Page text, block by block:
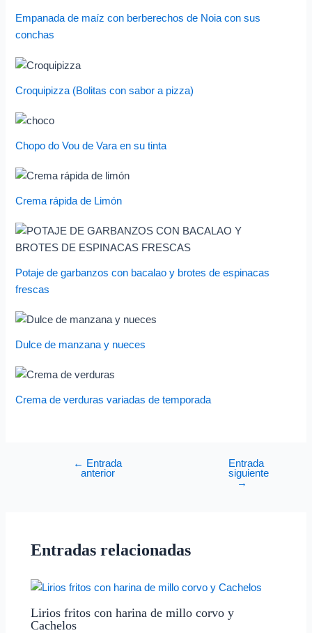
Empanada de maíz con berberechos de Noia con sus
conchas
Croquipizza (Bolitas con sabor a pizza)
Chopo do Vou de Vara en su tinta
Crema rápida de Limón
Potaje de garbanzos con bacalao y brotes de espinacas
frescas
Dulce de manzana y nueces
Crema de verduras variadas de temporada
← Entrada
anterior
Entrada
siguiente
→
Entradas relacionadas
Lirios fritos con harina de millo corvo y
Cachelos